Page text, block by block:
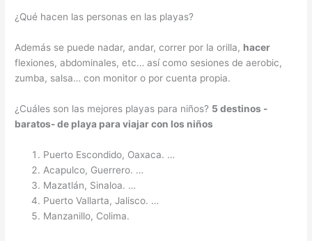
¿Qué hacen las personas en las playas?
Además se puede nadar, andar, correr por la orilla, hacer
flexiones, abdominales, etc… así como sesiones de aerobic,
zumba, salsa… con monitor o por cuenta propia.
¿Cuáles son las mejores playas para niños? 5 destinos -
baratos- de playa paraviajarcon los niños
Puerto Escondido, Oaxaca. …
Acapulco, Guerrero. …
Mazatlán, Sinaloa. …
Puerto Vallarta, Jalisco. …
Manzanillo, Colima.